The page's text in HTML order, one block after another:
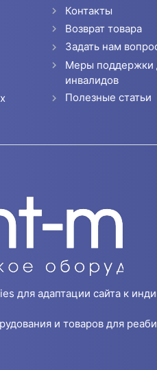
Контакты
Возврат товара
Задать нам
Меры поддержки
инвалидов
Полезные статьи
для адаптации сайта к
и товаров для